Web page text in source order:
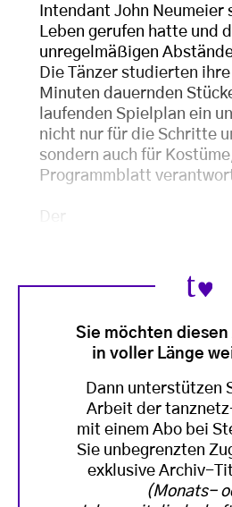
Intendant John Neumeier
Leben gerufen hatte und
unregelmäßigen
Die Tänzer studierten
Minuten dauernden
laufenden Spielplan ein
nicht nur für die Schritte
sondern auch für
Programmblatt
Der
Sie möchten
in voller Länge
Dann unterstützen
Arbeit der
mit einem Abo bei
Sie unbegrenzten
exklusive Archiv-
(Monats-